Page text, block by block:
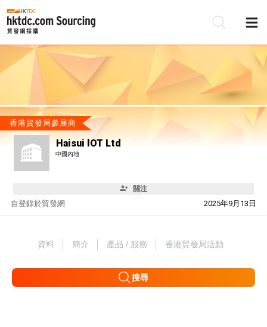
香港貿發局參展商
Haisui lOT Ltd
中國內地
關注
自 2025年9月13日
登錄於貿發網
資料 簡介 產品 / 服務 香港貿發局活動
搜尋